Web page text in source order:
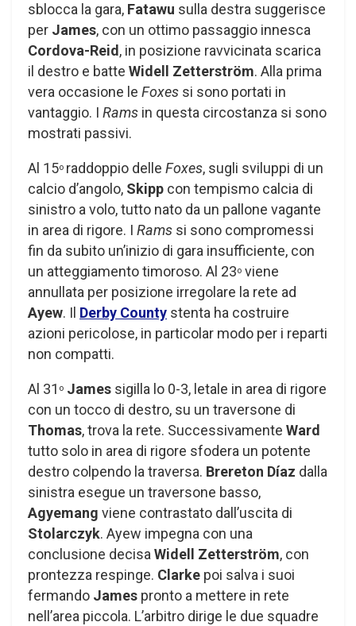
sblocca la gara, Fatawu sulla destra suggerisce
per James, con un ottimo passaggio innesca
Cordova-Reid , in posizione ravvicinata scarica
il destro e batte Widell Zetterström. Alla prima
vera occasione le Foxes si sono portati in
vantaggio. I Rams in questa circostanza si sono
mostrati passivi.
Al 15o raddoppio delle Foxes, sugli sviluppi di un
calcio d’angolo, Skipp con tempismo calcia di
sinistro a volo, tutto nato da un pallone vagante
in area di rigore. I Rams si sono compromessi
fin da subito un’inizio di gara insufficiente, con
un atteggiamento timoroso. Al 23o viene
annullata per posizione irregolare la rete ad
Ayew. Il Derby County stenta ha costruire
azioni pericolose, in particolar modo per i reparti
non compatti.
Al 31 o James sigilla lo 0-3, letale in area di rigore
con un tocco di destro, su un traversone di
Thomas, trova la rete. Successivamente Ward
tutto solo in area di rigore sfodera un potente
destro colpendo la traversa. Brereton Díaz dalla
sinistra esegue un traversone basso,
Agyemang viene contrastato dall’uscita di
Stolarczyk. Ayew impegna con una
conclusione decisa Widell Zetterström, con
prontezza respinge. Clarke poi salva i suoi
fermando James pronto a mettere in rete
nell’area piccola. L’arbitro dirige le due squadre